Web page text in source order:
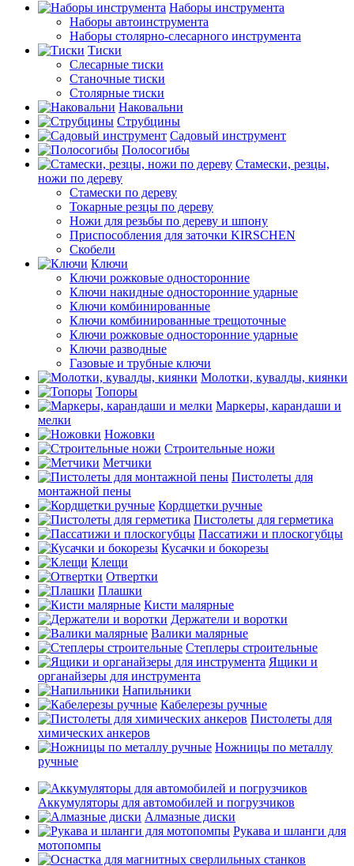
Наборы инструмента
Наборы автоинструмента
Наборы столярно-слесарного инструмента
Тиски
Слесарные тиски
Станочные тиски
Столярные тиски
Наковальни
Струбцины
Садовый инструмент
Полосогибы
Стамески, резцы,
ножи по дереву
Стамески по дереву
Токарные резцы по дереву
Ножи для резьбы по дереву и шпону
Приспособления для заточки KIRSCHEN
Скобели
Ключи
Ключи рожковые односторонние
Ключи накидные односторонние ударные
Ключи комбинированные
Ключи комбинированные трещоточные
Ключи рожковые односторонние ударные
Ключи разводные
Газовые и трубные ключи
Молотки, кувалды, киянки
Топоры
Маркеры, карандаши и
мелки
Ножовки
Строительные ножи
Метчики
Пистолеты для
монтажной пены
Кордщетки ручные
Пистолеты для герметика
Пассатижи и плоскогубцы
Кусачки и бокорезы
Клещи
Отвертки
Плашки
Кисти малярные
Держатели и воротки
Валики малярные
Степлеры строительные
Ящики и
органайзеры для инструмента
Напильники
Кабелерезы ручные
Пистолеты для
химических анкеров
Ножницы по металлу
ручные
Аккумуляторы для автомобилей и погрузчиков
Алмазные диски
Рукава и шланги для
мотопомпы